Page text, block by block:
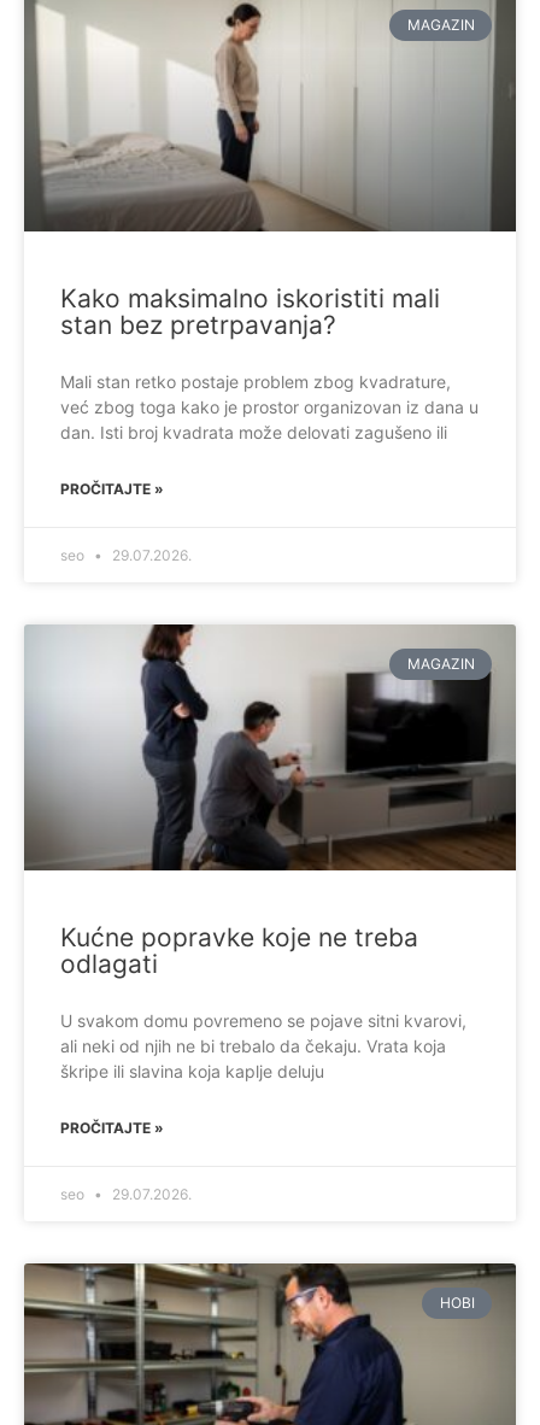
MAGAZIN
Kako maksimalno iskoristiti mali
stan bez pretrpavanja?
Mali stan retko postaje problem zbog kvadrature,
već zbog toga kako je prostor organizovan iz dana u
dan. Isti broj kvadrata može delovati zagušeno ili
PROČITAJTE »
seo 29.07.2026.
MAGAZIN
Kućne popravke koje ne treba
odlagati
U svakom domu povremeno se pojave sitni kvarovi,
ali neki od njih ne bi trebalo da čekaju. Vrata koja
škripe ili slavina koja kaplje deluju
PROČITAJTE »
seo 29.07.2026.
HOBI